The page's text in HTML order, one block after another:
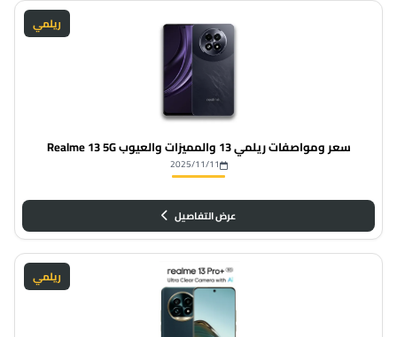
ريلمي
سعر ومواصفات ريلمي 13 والمميزات والعيوب Realme 13 5G
2025/11/11
عرض التفاصيل
ريلمي